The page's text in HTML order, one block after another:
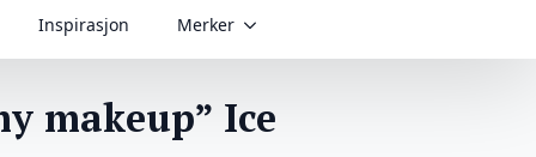
Inspirasjon Merker
makeup” Ice